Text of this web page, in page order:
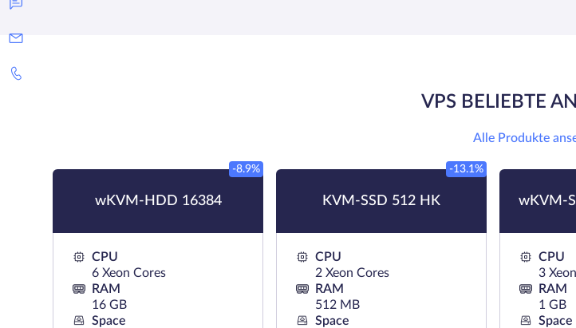
VPS BELIEBTE
Alle Produkte
wKVM-HDD 16384
-8.9%
CPU
6 Xeon Cores
RAM
16 GB
Space
KVM-SSD 512 HK
-13.1%
CPU
2 Xeon Cores
RAM
512 MB
Space
wKVM-
CPU
3
RAM
1 GB
Space